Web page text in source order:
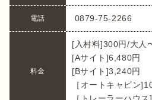
0879-75-2266
料金
[入村料]300円/大人
[Aサイト]6,480円
[Bサイト]3,240円
［オートキャビン